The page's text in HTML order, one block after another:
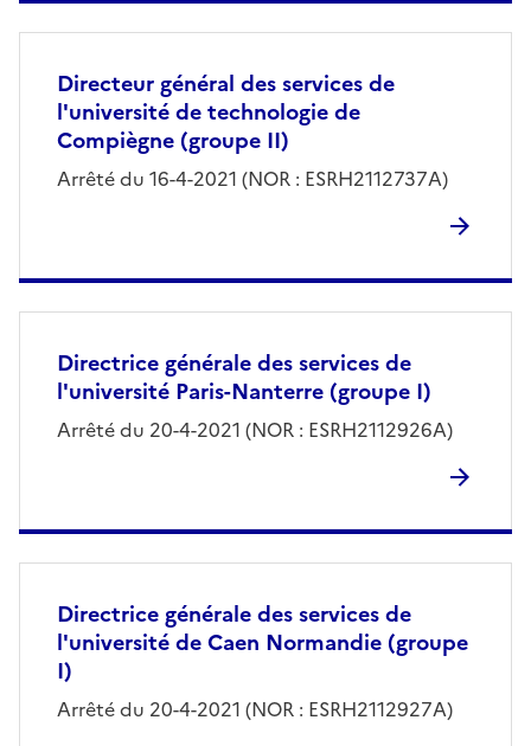
Directeur général des services de
l'université de technologie de
Compiègne (groupe II)
Arrêté du 16-4-2021 (NOR : ESRH2112737A)
Directrice générale des services de
l'université Paris-Nanterre (groupe I)
Arrêté du 20-4-2021 (NOR : ESRH2112926A)
Directrice générale des services de
l'université de Caen Normandie (groupe
I)
Arrêté du 20-4-2021 (NOR : ESRH2112927A)